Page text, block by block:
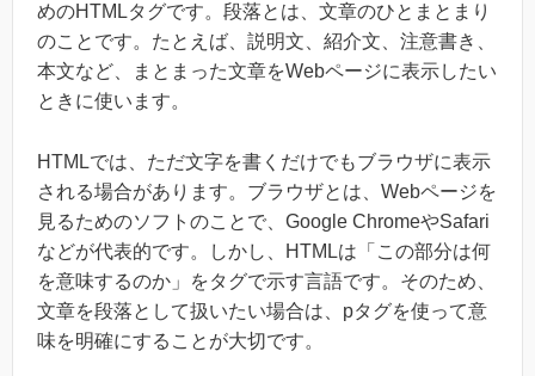
めのHTMLタグです。段落とは、文章のひとまとまり
のことです。たとえば、説明文、紹介文、注意書き、
本文など、まとまった文章をWebページに表示したい
ときに使います。
HTMLでは、ただ文字を書くだけでもブラウザに表示
される場合があります。ブラウザとは、Webページを
見るためのソフトのことで、Google ChromeやSafari
などが代表的です。しかし、HTMLは「この部分は何
を意味するのか」をタグで示す言語です。そのため、
文章を段落として扱いたい場合は、pタグを使って意
味を明確にすることが大切です。